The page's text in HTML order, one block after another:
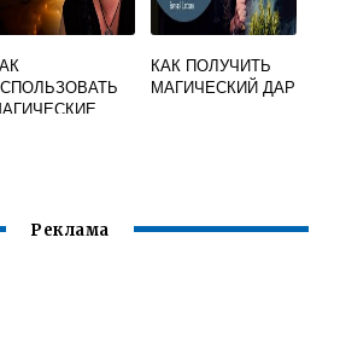
КАК ПОЛУЧИТЬ
МАГИЧЕСКИЙ ДАР
Реклама